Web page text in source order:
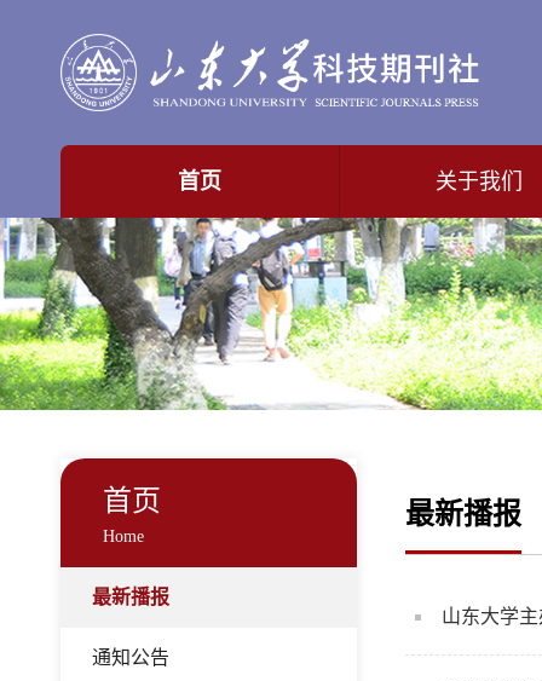
首页 关于我们
首页
Home
最新播报
通知公告
最新播报
山东大学